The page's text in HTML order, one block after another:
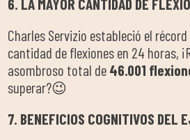
6. LA MAYOR CANTIDAD DE
Charles Servizio estableció el
cantidad de flexiones en 24 horas,
asombroso total de 46.001
superar?😉
7. BENEFICIOS COGNITIVOS DEL